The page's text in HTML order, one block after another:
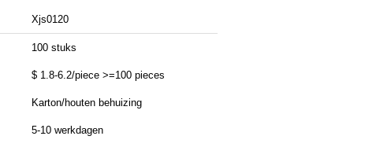
Xjs0120
100 stuks
$ 1.8-6.2/piece >=100 pieces
Karton/houten behuizing
5-10 werkdagen